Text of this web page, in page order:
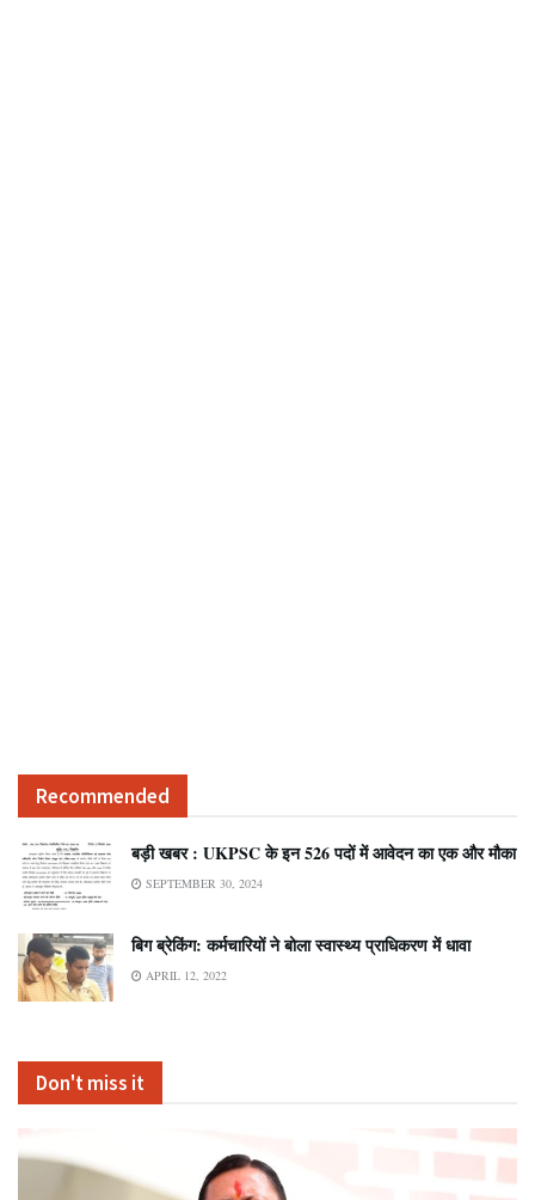
Recommended
बड़ी खबर : UKPSC के इन 526 पदों में आवेदन का एक और मौका
SEPTEMBER 30, 2024
बिग ब्रेकिंग: कर्मचारियों ने बोला स्वास्थ्य प्राधिकरण में धावा
APRIL 12, 2022
Don't miss it